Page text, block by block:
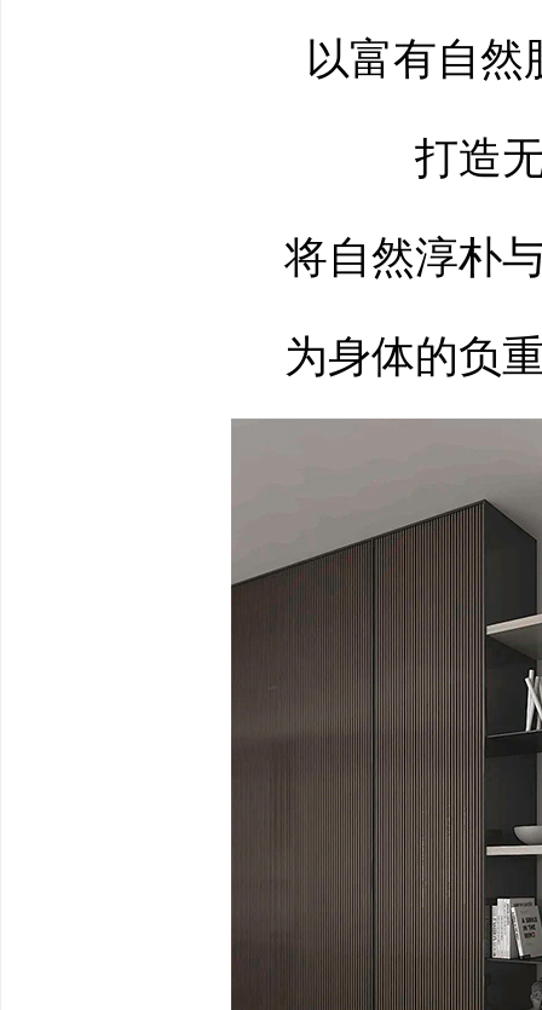
以富有自然
打造无
将自然淳朴与
为身体的负重